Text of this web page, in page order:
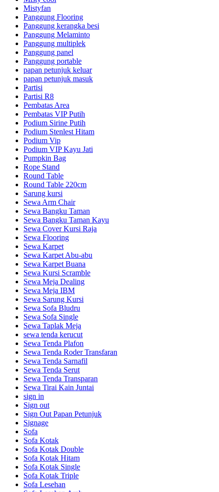
Mistyfan
Panggung Flooring
Panggung kerangka besi
Panggung Melaminto
Panggung multiplek
Panggung panel
Panggung portable
papan petunjuk keluar
papan petunjuk masuk
Partisi
Partisi R8
Pembatas Area
Pembatas VIP Putih
Podium Sirine Putih
Podium Stenlest Hitam
Podium Vip
Podium VIP Kayu Jati
Pumpkin Bag
Rope Stand
Round Table
Round Table 220cm
Sarung kursi
Sewa Arm Chair
Sewa Bangku Taman
Sewa Bangku Taman Kayu
Sewa Cover Kursi Raja
Sewa Flooring
Sewa Karpet
Sewa Karpet Abu-abu
Sewa Karpet Buana
Sewa Kursi Scramble
Sewa Meja Dealing
Sewa Meja IBM
Sewa Sarung Kursi
Sewa Sofa Bludru
Sewa Sofa Single
Sewa Taplak Meja
sewa tenda kerucut
Sewa Tenda Plafon
Sewa Tenda Roder Transfaran
Sewa Tenda Sarnafil
Sewa Tenda Serut
Sewa Tenda Transparan
Sewa Tirai Kain Juntai
sign in
Sign out
Sign Out Papan Petunjuk
Signage
Sofa
Sofa Kotak
Sofa Kotak Double
Sofa Kotak Hitam
Sofa Kotak Single
Sofa Kotak Triple
Sofa Lesehan